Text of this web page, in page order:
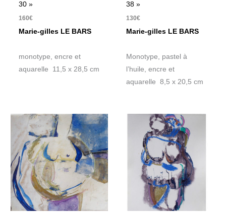
30 »
160€
Marie-gilles LE BARS
monotype, encre et
aquarelle 11,5 x 28,5 cm
38 »
130€
Marie-gilles LE BARS
Monotype, pastel à
l’huile, encre et
aquarelle 8,5 x 20,5 cm